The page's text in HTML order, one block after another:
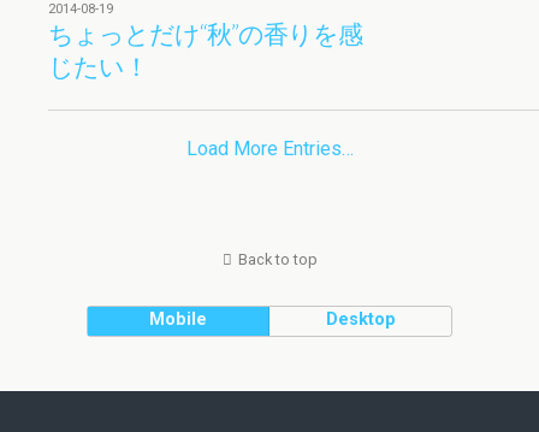
2014-08-19
ちょっとだけ“秋”の香りを感
じたい！
Load More Entries…
Back to top
Mobile Desktop